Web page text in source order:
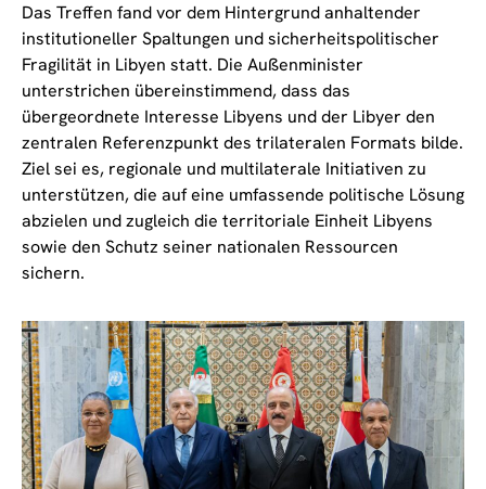
Das Treffen fand vor dem Hintergrund anhaltender
institutioneller Spaltungen und sicherheitspolitischer
Fragilität in Libyen statt. Die Außenminister
unterstrichen übereinstimmend, dass das
übergeordnete Interesse Libyens und der Libyer den
zentralen Referenzpunkt des trilateralen Formats bilde.
Ziel sei es, regionale und multilaterale Initiativen zu
unterstützen, die auf eine umfassende politische Lösung
abzielen und zugleich die territoriale Einheit Libyens
sowie den Schutz seiner nationalen Ressourcen
sichern.